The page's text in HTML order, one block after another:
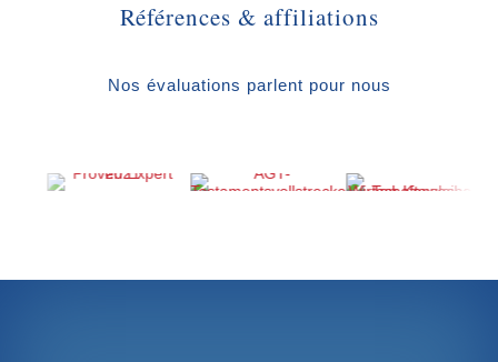
Références & affiliations
Nos évaluations parlent pour nous